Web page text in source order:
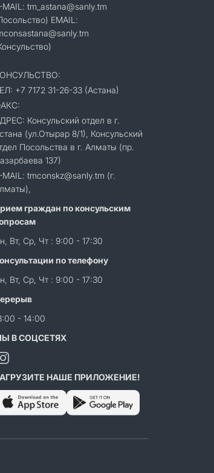
MAIL: tm_astana@sanly.tm
EMAIL:
+7 7172 31-26-33 (Астана)
Консульский отдел в г.
(ул.Отырар 8/1), Консульский
Посольства в г. Алматы (пр.
137)
MAIL: tmconskz@sanly.tm (г.
граждан по консульским
Вт, Ср, Чт : 9:00 - 17:30
по телефону
Вт, Ср, Чт : 9:00 - 17:30
- 14:00
В СОЦСЕТЯХ
НАШЕ ПРИЛОЖЕНИЕ!